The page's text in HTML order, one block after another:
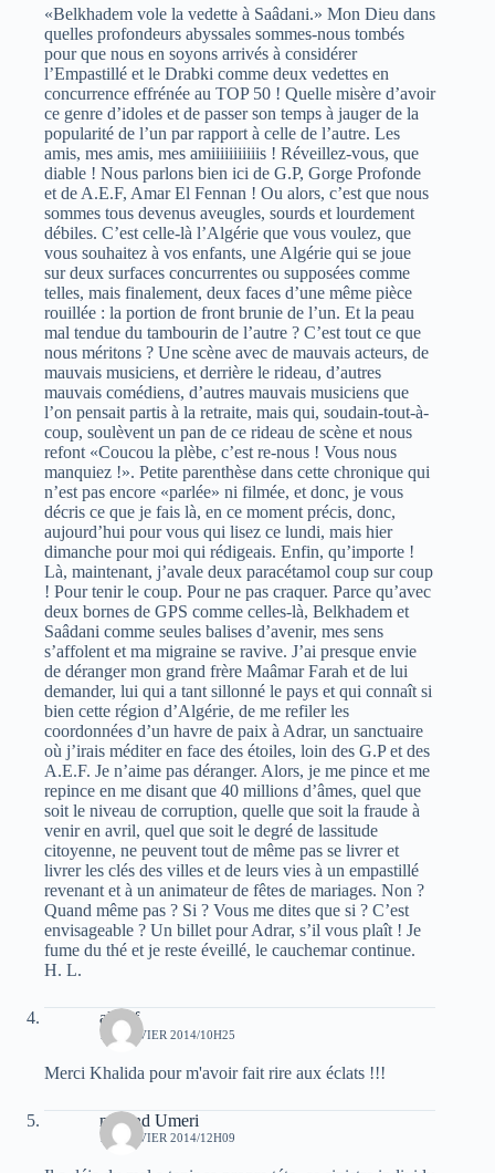
«Belkhadem vole la vedette à Saâdani.» Mon Dieu dans
quelles profondeurs abyssales sommes-nous tombés
pour que nous en soyons arrivés à considérer
l’Empastillé et le Drabki comme deux vedettes en
concurrence effrénée au TOP 50 ! Quelle misère d’avoir
ce genre d’idoles et de passer son temps à jauger de la
popularité de l’un par rapport à celle de l’autre. Les
amis, mes amis, mes amiiiiiiiiiiis ! Réveillez-vous, que
diable ! Nous parlons bien ici de G.P, Gorge Profonde
et de A.E.F, Amar El Fennan ! Ou alors, c’est que nous
sommes tous devenus aveugles, sourds et lourdement
débiles. C’est celle-là l’Algérie que vous voulez, que
vous souhaitez à vos enfants, une Algérie qui se joue
sur deux surfaces concurrentes ou supposées comme
telles, mais finalement, deux faces d’une même pièce
rouillée : la portion de front brunie de l’un. Et la peau
mal tendue du tambourin de l’autre ? C’est tout ce que
nous méritons ? Une scène avec de mauvais acteurs, de
mauvais musiciens, et derrière le rideau, d’autres
mauvais comédiens, d’autres mauvais musiciens que
l’on pensait partis à la retraite, mais qui, soudain-tout-à-
coup, soulèvent un pan de ce rideau de scène et nous
refont «Coucou la plèbe, c’est re-nous ! Vous nous
manquiez !». Petite parenthèse dans cette chronique qui
n’est pas encore «parlée» ni filmée, et donc, je vous
décris ce que je fais là, en ce moment précis, donc,
aujourd’hui pour vous qui lisez ce lundi, mais hier
dimanche pour moi qui rédigeais. Enfin, qu’importe !
Là, maintenant, j’avale deux paracétamol coup sur coup
! Pour tenir le coup. Pour ne pas craquer. Parce qu’avec
deux bornes de GPS comme celles-là, Belkhadem et
Saâdani comme seules balises d’avenir, mes sens
s’affolent et ma migraine se ravive. J’ai presque envie
de déranger mon grand frère Maâmar Farah et de lui
demander, lui qui a tant sillonné le pays et qui connaît si
bien cette région d’Algérie, de me refiler les
coordonnées d’un havre de paix à Adrar, un sanctuaire
où j’irais méditer en face des étoiles, loin des G.P et des
A.E.F. Je n’aime pas déranger. Alors, je me pince et me
repince en me disant que 40 millions d’âmes, quel que
soit le niveau de corruption, quelle que soit la fraude à
venir en avril, quel que soit le degré de lassitude
citoyenne, ne peuvent tout de même pas se livrer et
livrer les clés des villes et de leurs vies à un empastillé
revenant et à un animateur de fêtes de mariages. Non ?
Quand même pas ? Si ? Vous me dites que si ? C’est
envisageable ? Un billet pour Adrar, s’il vous plaît ! Je
fume du thé et je reste éveillé, le cauchemar continue.
H. L.
algerf
13 JANVIER 2014/10H25
Merci Khalida pour m'avoir fait rire aux éclats !!!
m'hend Umeri
13 JANVIER 2014/12H09